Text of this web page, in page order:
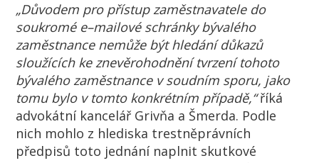
„Důvodem pro přístup zaměstnavatele do
soukromé e–mailové schránky bývalého
zaměstnance nemůže být hledání důkazů
sloužících ke znevěrohodnění tvrzení tohoto
bývalého zaměstnance v soudním sporu, jako
tomu bylo v tomto konkrétním případě,“říká
advokátní kancelář Grivňa a Šmerda. Podle
nich mohlo z hlediska trestněprávních
předpisů toto jednání naplnit skutkové